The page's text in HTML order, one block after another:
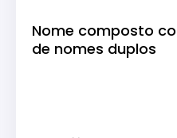
Nome composto
de nomes duplos